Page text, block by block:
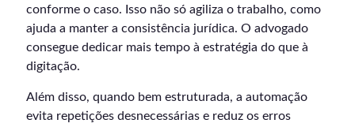
conforme o caso. Isso não só agiliza o trabalho, como
ajuda a manter a consistência jurídica. O advogado
consegue dedicar mais tempo à estratégia do que à
digitação.
Além disso, quando bem estruturada, a automação
evita repetições desnecessárias e reduz os erros